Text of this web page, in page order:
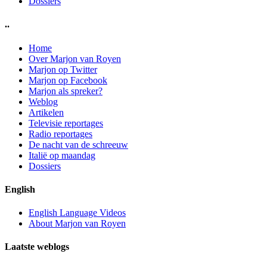
..
Home
Over Marjon van Royen
Marjon op Twitter
Marjon op Facebook
Marjon als spreker?
Weblog
Artikelen
Televisie reportages
Radio reportages
De nacht van de schreeuw
Italië op maandag
Dossiers
English
English Language Videos
About Marjon van Royen
Laatste weblogs